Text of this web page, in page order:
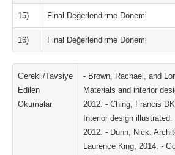
15) Final Değerlendirme Dönemi
16) Final Değerlendirme Dönemi
Gerekli/Tavsiye
Edilen
Okumalar
- Brown, Rachael, and
Materials and interior
2012. - Ching, Francis
Interior design
2012. - Dunn, Nick.
Laurence King, 2014. -